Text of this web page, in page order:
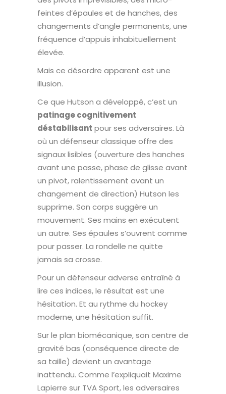
feintes d’épaules et de hanches, des
changements d’angle permanents, une
fréquence d’appuis inhabituellement
élevée.
Mais ce désordre apparent est une
illusion.
Ce que Hutson a développé, c’est un
patinage cognitivement
déstabilisant pour ses adversaires. Là
où un défenseur classique offre des
signaux lisibles (ouverture des hanches
avant une passe, phase de glisse avant
un pivot, ralentissement avant un
changement de direction) Hutson les
supprime. Son corps suggère un
mouvement. Ses mains en exécutent
un autre. Ses épaules s’ouvrent comme
pour passer. La rondelle ne quitte
jamais sa crosse.
Pour un défenseur adverse entraîné à
lire ces indices, le résultat est une
hésitation. Et au rythme du hockey
moderne, une hésitation suffit.
Sur le plan biomécanique, son centre de
gravité bas (conséquence directe de
sa taille) devient un avantage
inattendu. Comme l’expliquait Maxime
Lapierre sur TVA Sport, les adversaires